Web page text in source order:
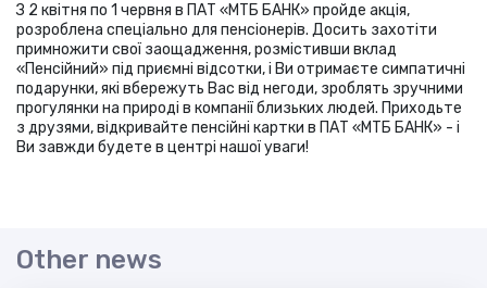
З 2 квітня по 1 червня в ПАТ «МТБ БАНК» пройде акція,
розроблена спеціально для пенсіонерів. Досить захотіти
примножити свої заощадження, розмістивши вклад
«Пенсійний» під приємні відсотки, і Ви отримаєте симпатичні
подарунки, які вбережуть Вас від негоди, зроблять зручними
прогулянки на природі в компанії близьких людей. Приходьте
з друзями, відкривайте пенсійні картки в ПАТ «МТБ БАНК» - і
Ви завжди будете в центрі нашої уваги!
Other news